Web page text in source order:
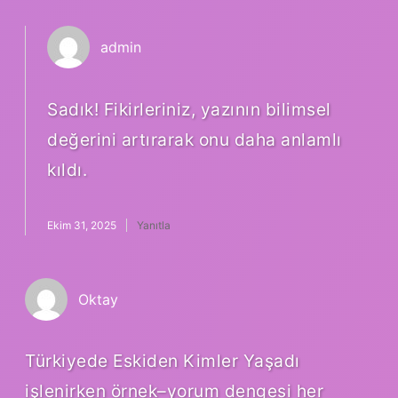
admin
Sadık! Fikirleriniz, yazının bilimsel
değerini artırarak onu daha anlamlı
kıldı.
Ekim 31, 2025 Yanıtla
Oktay
Türkiyede Eskiden Kimler Yaşadı
işlenirken örnek–yorum dengesi her